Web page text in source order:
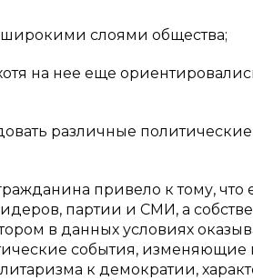
слоями общества;
на нее еще
различные политические
привело к тому, что
партии и СМИ, а
в данных условиях
события,
к демократии,